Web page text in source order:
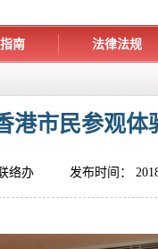
南 法律法规
港市民参观体
联络办 发布时间：